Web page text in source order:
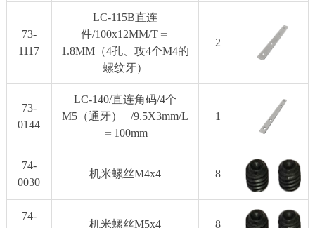
73-
1117
LC-115B直连
件/100x12MM/T＝
1.8MM（4孔、攻4个M4的
螺纹牙）
2
73-
0144
LC-140/直连角码/4个
M5（通牙） /9.5X3mm/L
＝100mm
1
74-
0030
机米螺丝M4x4 8
74-
机米螺丝M5x4 8